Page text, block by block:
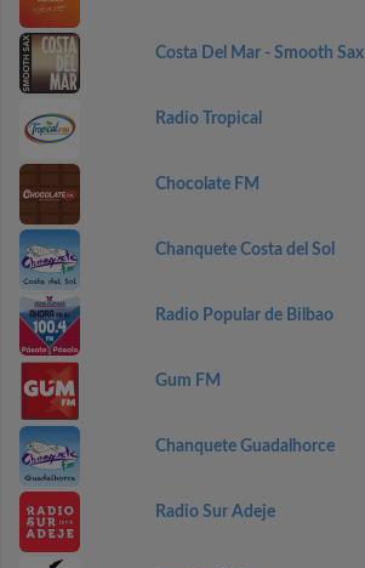
Costa Del Mar - Smooth Sax
Radio Tropical
Chocolate FM
Chanquete Costa del Sol
Radio Popular de Bilbao
Gum FM
Chanquete Guadalhorce
Radio Sur Adeje